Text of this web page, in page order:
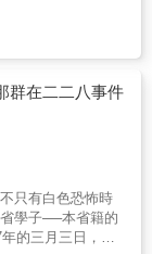
蠱惑，才會「參
真相究竟是什
二二八事件後仍
遺忘的工潮，又
運動帶來什麼樣
年郵電工人創辦
再現戰後台灣勞
乃至紛紛投入抗
白色恐怖真相，
具有非凡的意
到群眾的力量，
想知道的是，那
代？面臨什麼樣
血印在前方引
二二八時人人躍
曾經有過的民主
。而統治者長年
對二二八世代而
沒有一天斷開
種身分認同，在
群在二二八事件
只有白色恐怖時
學子──本省籍的
的三月三日，團